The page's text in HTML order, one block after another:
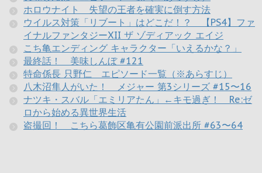
ホロウナイト 失望の王者を確実に倒す方法
ウイルス対策「リブート」はどこだ！？ 【PS4】ファ
イナルファンタジーXII ザ ゾディアック エイジ
こち亀エンディング キャラクター「いえるかな？」
最終話！ 美味しんぼ #121
特命係長 只野仁 エピソード一覧（※あらすじ）
八木沼隼人がいた！ メジャー 第3シリーズ #15〜16
ナツキ・スバル「エミリアたん」←キモ過ぎ！ Re:ゼ
ロから始める異世界生活
盗撮回！ こちら葛飾区亀有公園前派出所 #63〜64